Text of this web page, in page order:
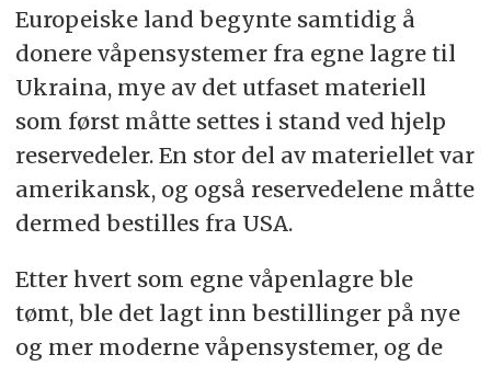
Europeiske land begynte samtidig å
donere våpensystemer fra egne lagre til
Ukraina, mye av det utfaset materiell
som først måtte settes i stand ved hjelp
reservedeler. En stor del av materiellet var
amerikansk, og også reservedelene måtte
dermed bestilles fra USA.
Etter hvert som egne våpenlagre ble
tømt, ble det lagt inn bestillinger på nye
og mer moderne våpensystemer, og de